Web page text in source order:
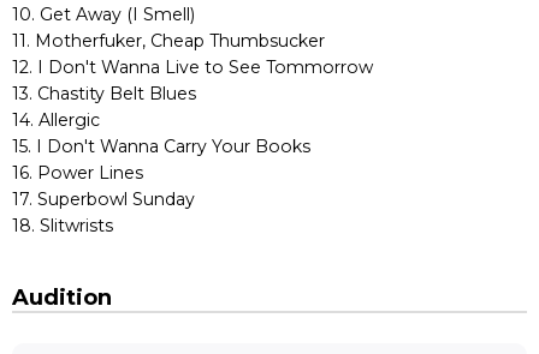
10. Get Away (I Smell)
11. Motherfuker, Cheap Thumbsucker
12. I Don't Wanna Live to See Tommorrow
13. Chastity Belt Blues
14. Allergic
15. I Don't Wanna Carry Your Books
16. Power Lines
17. Superbowl Sunday
18. Slitwrists
Audition